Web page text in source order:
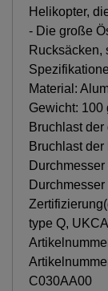
Helikopter,
- Die große
Rucksäcken,
Material:
Gewicht: 100
Bruchlast
Bruchlast
type Q,
C030AA00